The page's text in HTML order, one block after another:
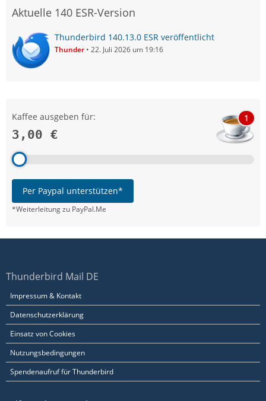
Aktuelle 140 ESR-Version
Thunderbird 140.13.0 ESR veröffentlicht
Thunder 22. Juli 2026 um 19:16
Kaffee ausgeben für:
3,00 €
1
Per Paypal unterstützen*
*Weiterleitung zu PayPal.Me
Thunderbird Mail DE
Impressum & Kontakt
Datenschutzerklärung
Einsatz von Cookies
Nutzungsbedingungen
Spendenaufruf für Thunderbird